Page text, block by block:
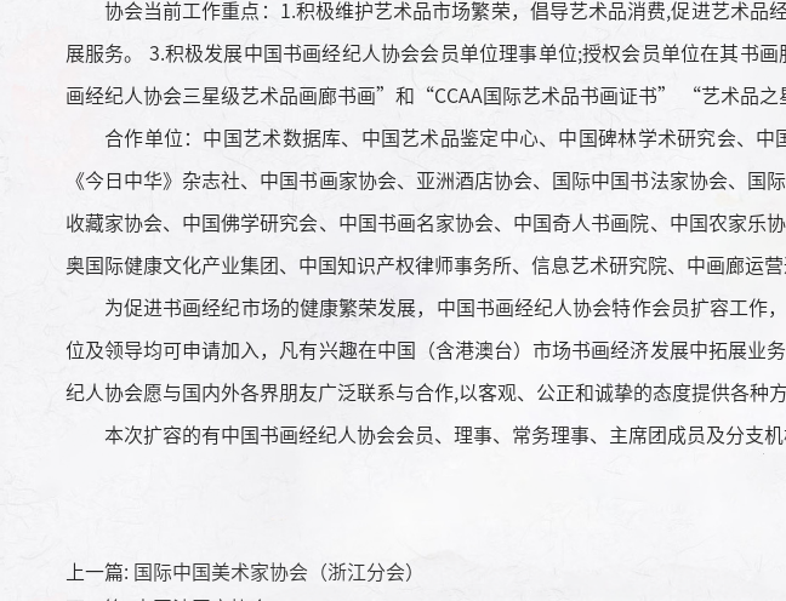
协会当前工作重点：1.积极维护艺术品市场繁荣，倡导艺术品消费,促进艺术品
展服务。 3.积极发展中国书画经纪人协会会员单位理事单位;授权会员单位在其
画经纪人协会三星级艺术品画廊书画”和“CCAA国际艺术品书画证书” “艺术品之
合作单位：中国艺术数据库、中国艺术品鉴定中心、中国碑林学术研究会、中
《今日中华》杂志社、中国书画家协会、亚洲酒店协会、国际中国书法家协会、
收藏家协会、中国佛学研究会、中国书画名家协会、中国奇人书画院、中国农家
奥国际健康文化产业集团、中国知识产权律师事务所、信息艺术研究院、中画廊运营
为促进书画经纪市场的健康繁荣发展，中国书画经纪人协会特作会员扩容工作
位及领导均可申请加入，凡有兴趣在中国（含港澳台）市场书画经济发展中拓展
纪人协会愿与国内外各界朋友广泛联系与合作,以客观、公正和诚挚的态度提供各种方
本次扩容的有中国书画经纪人协会会员、理事、常务理事、主席团成员及分支机
上一篇: 国际中国美术家协会（浙江分会）